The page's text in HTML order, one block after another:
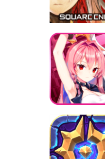
SERVANT of
THRONES(サー
ァント オブ ス
ンズ) 修改器
卡牌戰鬥
守護戰姬 修改器
1.12